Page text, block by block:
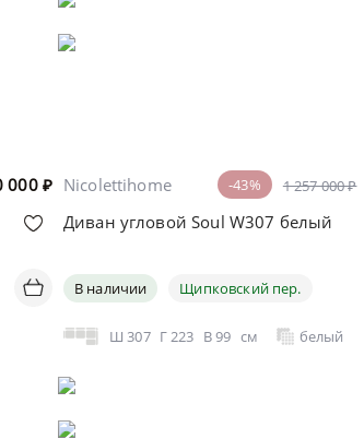
000 ₽ 1 257 000 ₽
-43%
Nicolettihome
Диван угловой Soul W307 белый
В наличии Щипковский пер.
Ш 307 Г223 В99 см белый